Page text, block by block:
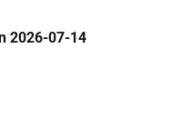
2026-07-14